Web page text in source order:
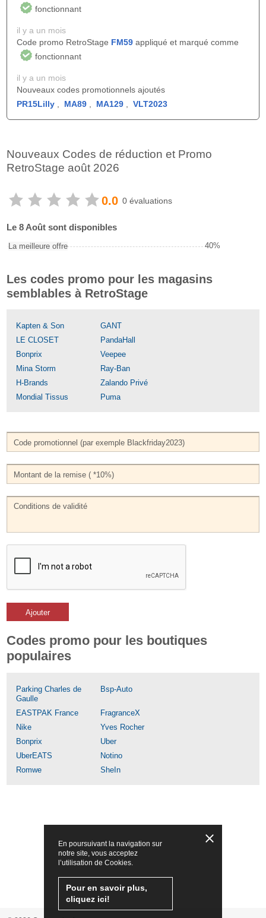
fonctionnant
il y a un mois
Code promo RetroStage FM59 appliqué et marqué comme
fonctionnant
il y a un mois
Nouveaux codes promotionnels ajoutés
PR15Lilly
MA89 MA129 VLT2023
Nouveaux Codes de réduction et Promo
RetroStage août 2026
0.0 0 évaluations
Le 8 Août sont disponibles
La meilleure offre 40%
Les codes promo pour les magasins
semblables à RetroStage
Kapten & Son
GANT
LE CLOSET
PandaHall
Bonprix
Veepee
Mina Storm
Ray-Ban
H-Brands
Zalando Privé
Mondial Tissus
Puma
Ajouter
Codes promo pour les boutiques
populaires
Parking Charles de
Gaulle
Bsp-Auto
EASTPAK France
FragranceX
Nike
Yves Rocher
Bonprix
Uber
UberEATS
Notino
Romwe
SheIn
En poursuivant la navigation sur
notre site, vous acceptez
l’utilisation de Cookies.
Pour en savoir plus,
cliquez ici!